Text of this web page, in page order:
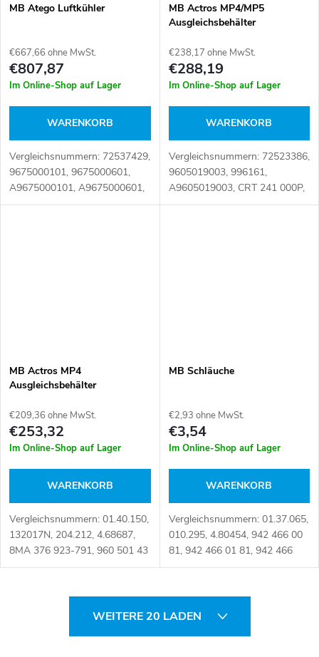
MB Atego Luftkühler
€667,66 ohne MwSt.
€807,87
Im Online-Shop auf Lager
WARENKORB
Vergleichsnummern: 72537429,
9675000101, 9675000601,
A9675000101, A9675000601,
CI673000P Artikelnummer:
MB Actros MP4/MP5
Ausgleichsbehälter
€238,17 ohne MwSt.
€288,19
Im Online-Shop auf Lager
WARENKORB
Vergleichsnummern: 72523386,
9605019003, 996161,
A9605019003, CRT 241 000P,
CRT241000P Artikelnummer:
MB Actros MP4
Ausgleichsbehälter
€209,36 ohne MwSt.
€253,32
Im Online-Shop auf Lager
WARENKORB
Vergleichsnummern: 01.40.150,
132017N, 204.212, 4.68687,
8MA 376 923-791, 960 501 43
03, 960 501 4303,
960 501 43 03, A9605014303,
DBME011TT, H1933015,...
MB Schläuche
€2,93 ohne MwSt.
€3,54
Im Online-Shop auf Lager
WARENKORB
Vergleichsnummern: 01.37.065,
010.295, 4.80454, 942 466 00
81, 942 466 01 81, 942 466
0181, 942 466 04 81, 942 466
9424660481, 9540,
A9424660481
WEITERE 20 LADEN